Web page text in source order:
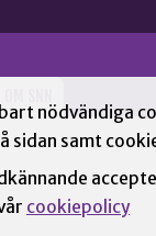
nödvändiga
sidan samt
cookiepolicy